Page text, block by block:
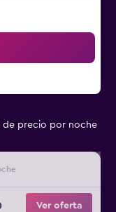
de precio por noche
Ver oferta